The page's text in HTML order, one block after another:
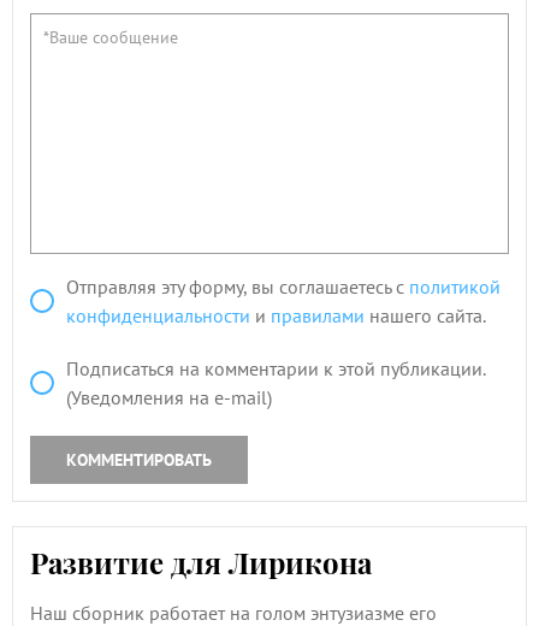
Отправляя эту форму, вы соглашаетесь с политикой
конфиденциальности и правилами нашего сайта.
Подписаться на комментарии к этой публикации.
(Уведомления на e-mail)
КОММЕНТИРОВАТЬ
Развитие для Лирикона
Наш сборник работает на голом энтузиазме его